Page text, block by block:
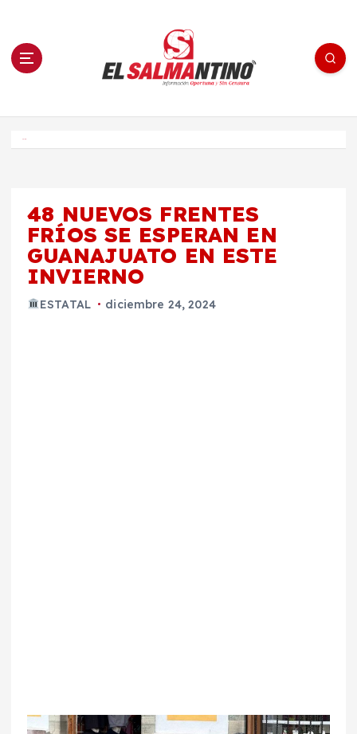
n El Salmantino - medios/noticias/editorial
48 NUEVOS FRENTES
FRÍOS SE ESPERAN EN
GUANAJUATO EN ESTE
INVIERNO
ESTATAL diciembre 24, 2024